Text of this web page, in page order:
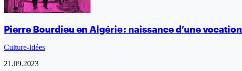
Pierre Bourdieu en Algérie : naissance d’une vocation
Culture-Idées
21.09.2023